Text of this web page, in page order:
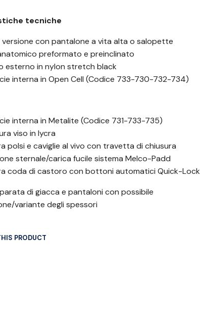
tecniche
versione con pantalone a vita alta o salopette
preformato e preinclinato
esterno in nylon stretch black
interna in Open Cell (Codice 733-730-732-734)
interna in Metalite (Codice 731-733-735)
viso in lycra
polsi e caviglie al vivo con travetta di chiusura
sternale/carica fucile sistema Melco-Padd
coda di castoro con bottoni automatici Quick-Lock
di giacca e pantaloni con possibile
variante degli spessori
PRODUCT